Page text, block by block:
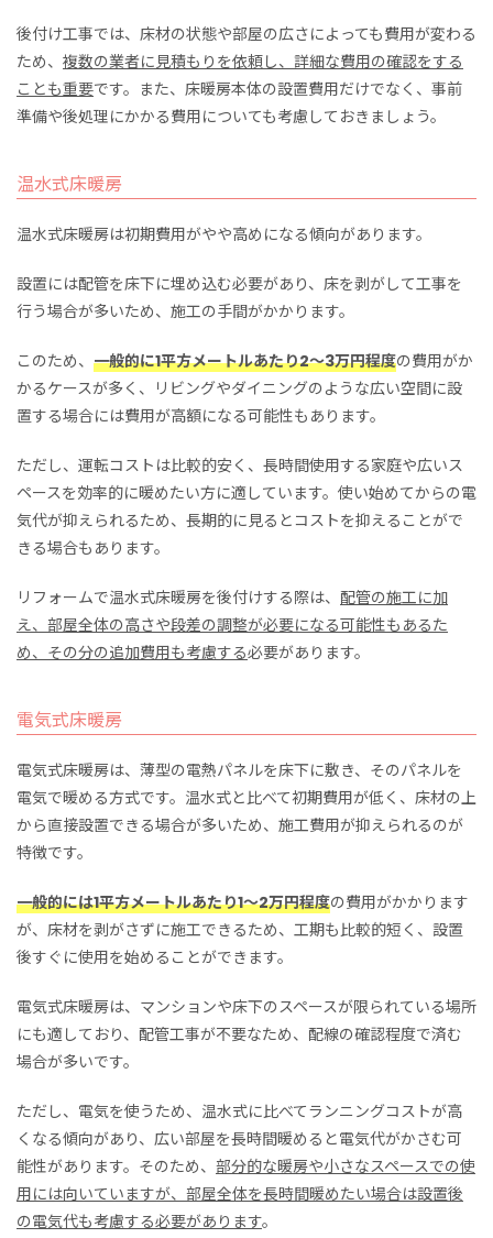
後付け工事では、床材の状態や部屋の広さによっても費用が変わる
ため、 複数の業者に見積もりを依頼し、詳細な費用の確認をする
ことも重要です。また、床暖房本体の設置費用だけでなく、事前
準備や後処理にかかる費用についても考慮しておきましょう。
温水式床暖房
温水式床暖房は初期費用がやや高めになる傾向があります。
設置には配管を床下に埋め込む必要があり、床を剥がして工事を
行う場合が多いため、施工の手間がかかります。
このため、 一般的に1平方メートルあたり2～3万円程度の費用がか
かるケースが多く、リビングやダイニングのような広い空間に設
置する場合には費用が高額になる可能性もあります。
ただし、運転コストは比較的安く、長時間使用する家庭や広いス
ペースを効率的に暖めたい方に適しています。使い始めてからの電
気代が抑えられるため、長期的に見るとコストを抑えることがで
きる場合もあります。
リフォームで温水式床暖房を後付けする際は、 配管の施工に加
え、部屋全体の高さや段差の調整が必要になる可能性もあるた
め、その分の追加費用も考慮する必要があります。
電気式床暖房
電気式床暖房は、薄型の電熱パネルを床下に敷き、そのパネルを
電気で暖める方式です。温水式と比べて初期費用が低く、床材の上
から直接設置できる場合が多いため、施工費用が抑えられるのが
特徴です。
一般的には1平方メートルあたり1～2万円程度の費用がかかります
が、床材を剥がさずに施工できるため、工期も比較的短く、設置
後すぐに使用を始めることができます。
電気式床暖房は、マンションや床下のスペースが限られている場所
にも適しており、配管工事が不要なため、配線の確認程度で済む
場合が多いです。
ただし、電気を使うため、温水式に比べてランニングコストが高
くなる傾向があり、広い部屋を長時間暖めると電気代がかさむ可
能性があります。そのため、 部分的な暖房や小さなスペースでの使
用には向いていますが、部屋全体を長時間暖めたい場合は設置後
の電気代も考慮する必要があります。